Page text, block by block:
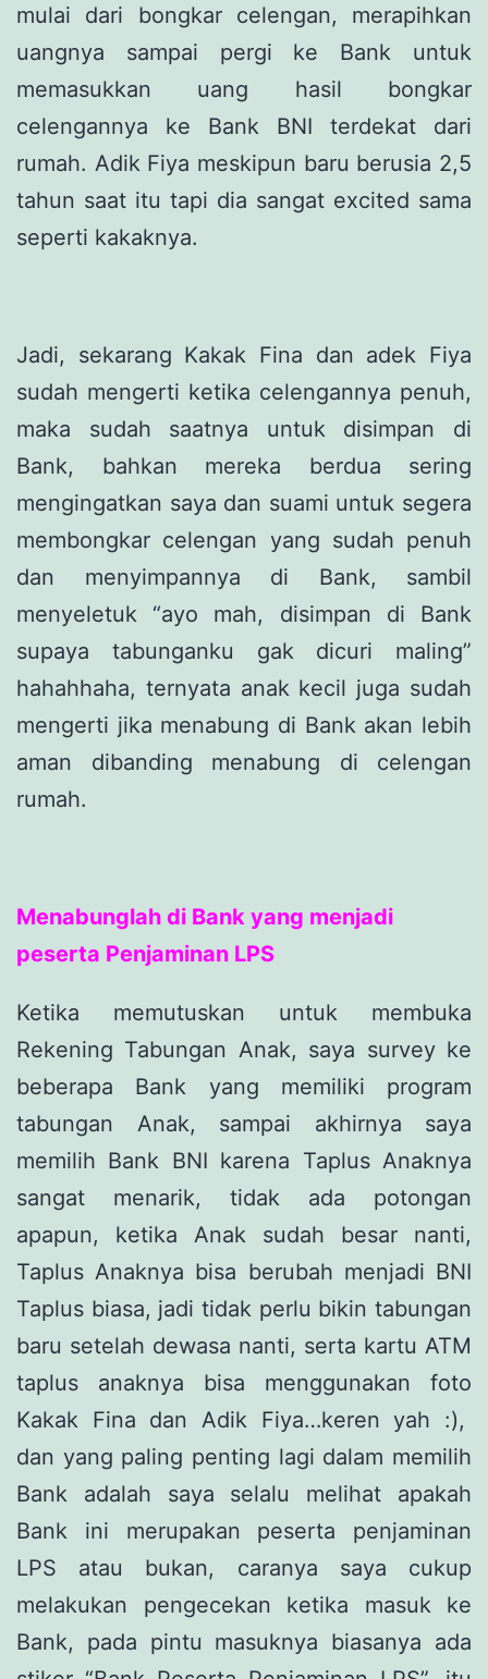
mulai dari bongkar celengan, merapihkan
uangnya sampai pergi ke Bank untuk
memasukkan uang hasil bongkar
celengannya ke Bank BNI terdekat dari
rumah. Adik Fiya meskipun baru berusia 2,5
tahun saat itu tapi dia sangat excited sama
seperti kakaknya.
Jadi, sekarang Kakak Fina dan adek Fiya
sudah mengerti ketika celengannya penuh,
maka sudah saatnya untuk disimpan di
Bank, bahkan mereka berdua sering
mengingatkan saya dan suami untuk segera
membongkar celengan yang sudah penuh
dan menyimpannya di Bank, sambil
menyeletuk “ayo mah, disimpan di Bank
supaya tabunganku gak dicuri maling”
hahahhaha, ternyata anak kecil juga sudah
mengerti jika menabung di Bank akan lebih
aman dibanding menabung di celengan
rumah.
Menabunglah di Bank yang menjadi
peserta Penjaminan LPS
Ketika memutuskan untuk membuka
Rekening Tabungan Anak, saya survey ke
beberapa Bank yang memiliki program
tabungan Anak, sampai akhirnya saya
memilih Bank BNI karena Taplus Anaknya
sangat menarik, tidak ada potongan
apapun, ketika Anak sudah besar nanti,
Taplus Anaknya bisa berubah menjadi BNI
Taplus biasa, jadi tidak perlu bikin tabungan
baru setelah dewasa nanti, serta kartu ATM
taplus anaknya bisa menggunakan foto
Kakak Fina dan Adik Fiya…keren yah :),
dan yang paling penting lagi dalam memilih
Bank adalah saya selalu melihat apakah
Bank ini merupakan peserta penjaminan
LPS atau bukan, caranya saya cukup
melakukan pengecekan ketika masuk ke
Bank, pada pintu masuknya biasanya ada